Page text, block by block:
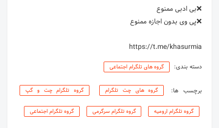
https://t.me/khasurmia
دسته بندی: گروه های تلگرام اجتماعی
برچسب ها: گروه های چت تلگرام گروه تلگرام چت و گپ
گروه تلگرام ارومیه گروه تلگرام سرگرمی گروه تلگرام اجتماعی